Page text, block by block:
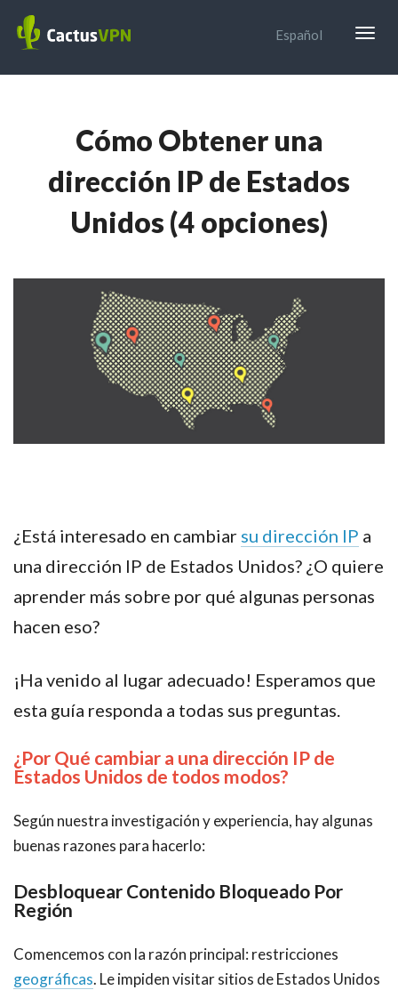
Español
Cómo Obtener una
dirección IP de Estados
Unidos (4 opciones)
¿Está interesado en cambiar su dirección IP a
una dirección IP de Estados Unidos? ¿O quiere
aprender más sobre por qué algunas personas
hacen eso?
¡Ha venido al lugar adecuado! Esperamos que
esta guía responda a todas sus preguntas.
¿Por Qué cambiar a una dirección IP de
Estados Unidos de todos modos?
Según nuestra investigación y experiencia, hay algunas
buenas razones para hacerlo:
Desbloquear Contenido Bloqueado Por
Región
Comencemos con la razón principal: restricciones
geográficas. Le impiden visitar sitios de Estados Unidos